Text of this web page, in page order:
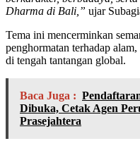
Dharma di Bali,” ujar
Tema ini mencerminkan
penghormatan terhadap
di tengah tantangan global.
Baca Juga :
Dibuka, Cetak Agen
Prasejahtera